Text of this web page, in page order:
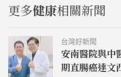
更多健康相關新聞
台灣好新聞
安南醫院與
期直腸癌達文